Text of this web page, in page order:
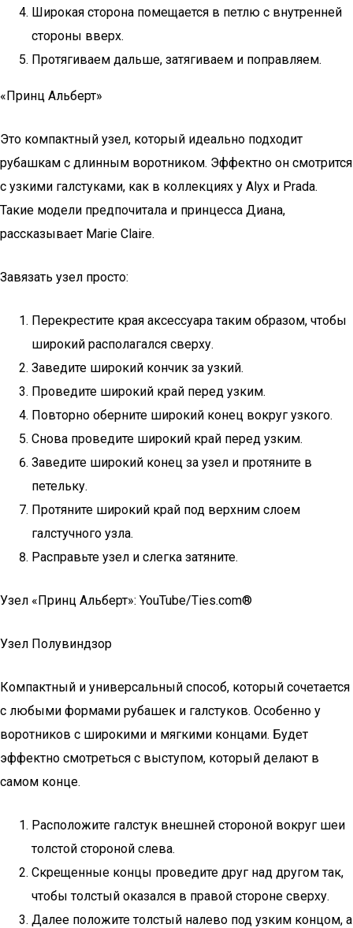
Широкая сторона помещается в петлю с внутренней
стороны вверх.
Протягиваем дальше, затягиваем и поправляем.
«Принц Альберт»
Это компактный узел, который идеально подходит
рубашкам с длинным воротником. Эффектно он смотрится
с узкими галстуками, как в коллекциях у Alyx и Prada.
Такие модели предпочитала и принцесса Диана,
рассказывает Marie Claire.
Завязать узел просто:
Перекрестите края аксессуара таким образом, чтобы
широкий располагался сверху.
Заведите широкий кончик за узкий.
Проведите широкий край перед узким.
Повторно оберните широкий конец вокруг узкого.
Снова проведите широкий край перед узким.
Заведите широкий конец за узел и протяните в
петельку.
Протяните широкий край под верхним слоем
галстучного узла.
Расправьте узел и слегка затяните.
Узел «Принц Альберт»: YouTube/Ties.com®
Узел Полувиндзор
Компактный и универсальный способ, который сочетается
с любыми формами рубашек и галстуков. Особенно у
воротников с широкими и мягкими концами. Будет
эффектно смотреться с выступом, который делают в
самом конце.
Расположите галстук внешней стороной вокруг шеи
толстой стороной слева.
Скрещенные концы проведите друг над другом так,
чтобы толстый оказался в правой стороне сверху.
Далее положите толстый налево под узким концом, а